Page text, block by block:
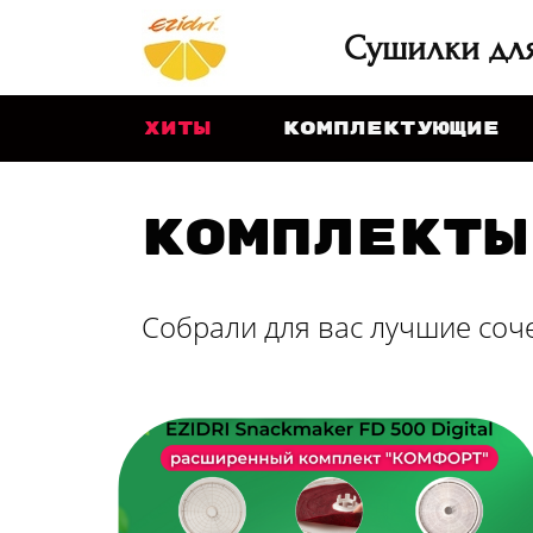
Сушилки
хиты Комплектующие
Комплекты
Собрали для вас лучшие